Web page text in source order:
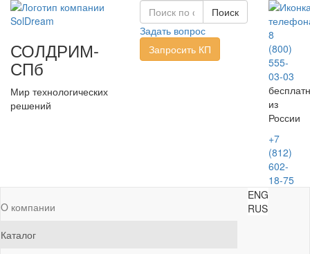
СОЛДРИМ-
СПб
Мир технологических
решений
Задать вопрос
Запросить КП
8
(800)
555-
03-03
из
России
+7
(812)
602-
18-75
O компании
Каталог
ENG
RUS